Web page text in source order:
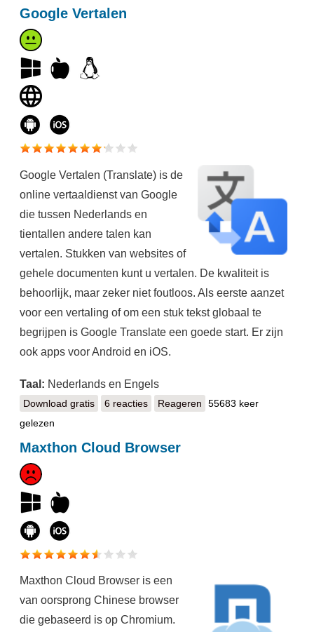
Google Vertalen
Google Vertalen (Translate) is de
online vertaaldienst van Google
die tussen Nederlands en
tientallen andere talen kan
vertalen. Stukken van websites of
gehele documenten kunt u vertalen. De kwaliteit is
behoorlijk, maar zeker niet foutloos. Als eerste aanzet
voor een vertaling of om een stuk tekst globaal te
begrijpen is Google Translate een goede start. Er zijn
ook apps voor Android en iOS.
Taal: Nederlands en Engels
Download gratisGoogle Vertalen
6 reacties Reageren
55683 keer
gelezen
Maxthon Cloud Browser
Maxthon Cloud Browser is een
van oorsprong Chinese browser
die gebaseerd is op Chromium.